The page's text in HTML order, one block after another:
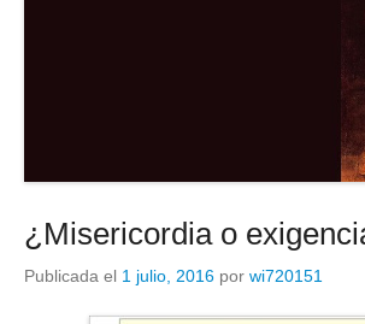
¿Misericordia o
Publicada el 1 julio, 2016 por wi720151